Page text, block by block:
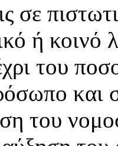
σε
ή κοινό
του
και
του